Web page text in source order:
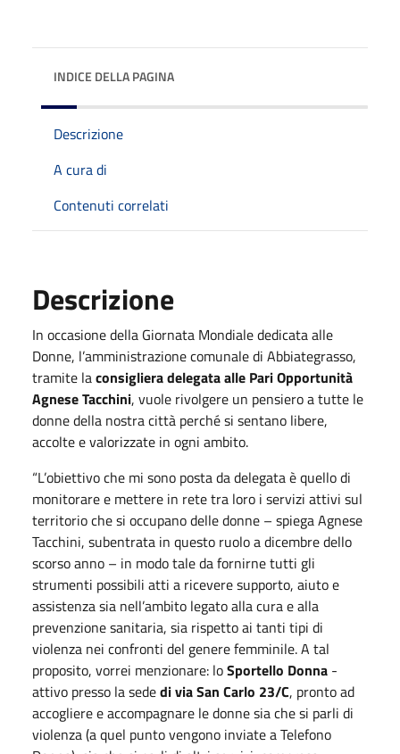
INDICE DELLA PAGINA
Descrizione
A cura di
Contenuti correlati
Descrizione
In occasione della Giornata Mondiale dedicata alle
Donne, l’amministrazione comunale di Abbiategrasso,
tramite laconsigliera delegata alle Pari Opportunità
Agnese Tacchini, vuole rivolgere un pensiero a tutte le
donne della nostra città perché si sentano libere,
accolte e valorizzate in ogni ambito.
“L’obiettivo che mi sono posta da delegata è quello di
monitorare e mettere in rete tra loro i servizi attivi sul
territorio che si occupano delle donne – spiega Agnese
Tacchini, subentrata in questo ruolo a dicembre dello
scorso anno – in modo tale da fornirne tutti gli
strumenti possibili atti a ricevere supporto, aiuto e
assistenza sia nell’ambito legato alla cura e alla
prevenzione sanitaria, sia rispetto ai tanti tipi di
violenza nei confronti del genere femminile. A tal
proposito, vorrei menzionare: loSportello Donna -
attivo presso la sededi via San Carlo 23/C, pronto ad
accogliere e accompagnare le donne sia che si parli di
violenza (a quel punto vengono inviate a Telefono